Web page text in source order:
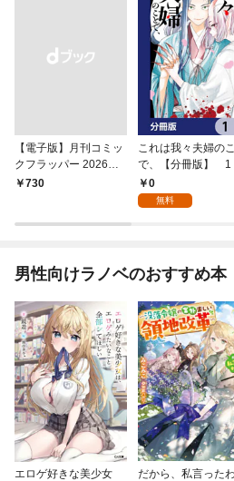
【電子版】月刊コミッ
クフラッパー 2026年9
月号
￥730
これは我々夫婦の
で、【分冊版】 1
0
無料
男性向けラノベのおすすめ本
エロゲ好きな美少女
だから、私言った